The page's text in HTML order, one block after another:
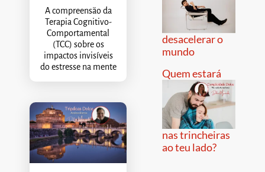
A compreensão da
Terapia Cognitivo-
Comportamental
(TCC) sobre os
impactos invisíveis
do estresse na mente
desacelerar o
mundo
Quem estará
nas trincheiras
ao teu lado?